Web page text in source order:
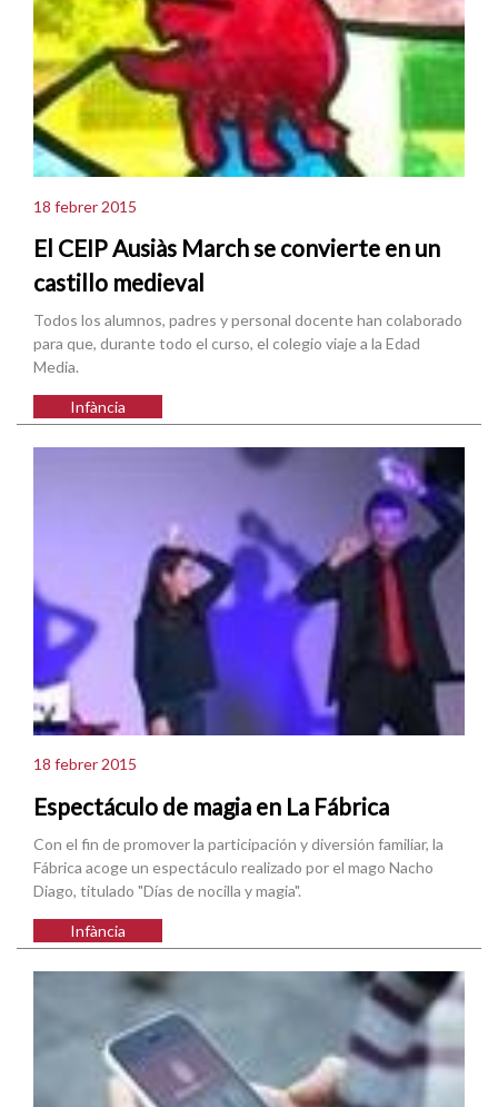
18 febrer 2015
El CEIP Ausiàs March se convierte en un
castillo medieval
Todos los alumnos, padres y personal docente han colaborado
para que, durante todo el curso, el colegio viaje a la Edad
Media.
Infància
18 febrer 2015
Espectáculo de magia en La Fábrica
Con el fin de promover la participación y diversión familiar, la
Fábrica acoge un espectáculo realizado por el mago Nacho
Diago, titulado "Días de nocilla y magia".
Infància